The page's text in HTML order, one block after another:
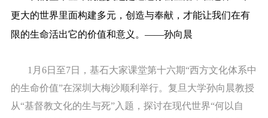
更大的世界里面构建多元，创造与奉献，才能让我们在有
限的生命活出它的价值和意义。 ——孙向晨
1月6日至7日，基石大家课堂第十六期“西方文化体系中
的生命价值”在深圳大梅沙顺利举行。 复旦大学孙向晨教授
从“基督教文化的生与死”入题，探讨在现代世界“何以自